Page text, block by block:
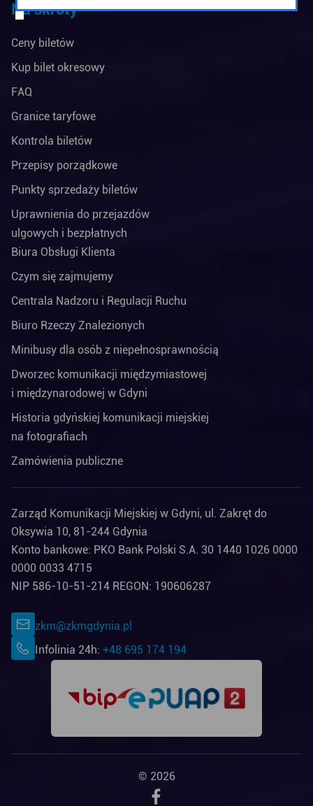
Na skróty
Ceny biletów
Kup bilet okresowy
FAQ
Granice taryfowe
Kontrola biletów
Przepisy porządkowe
Punkty sprzedaży biletów
Uprawnienia do przejazdów
ulgowych i bezpłatnych
Biura Obsługi Klienta
Czym się zajmujemy
Centrala Nadzoru i Regulacji Ruchu
Biuro Rzeczy Znalezionych
Minibusy dla osób z niepełnosprawnością
Dworzec komunikacji międzymiastowej
i międzynarodowej w Gdyni
Historia gdyńskiej komunikacji miejskiej
na fotografiach
Zamówienia publiczne
Zarząd Komunikacji Miejskiej w Gdyni, ul. Zakręt do
Oksywia 10, 81-244 Gdynia
Konto bankowe: PKO Bank Polski S.A. 30 1440 1026 0000
0000 0033 4715
NIP 586-10-51-214 REGON: 190606287
zkm@zkmgdynia.pl
Infolinia 24h: +48 695 174 194
© 2026